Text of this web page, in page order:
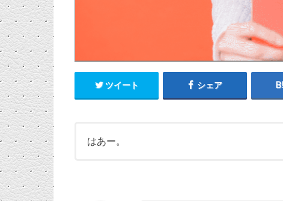
ツイート シェア
はあー。